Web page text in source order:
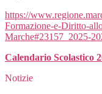
https://
Formazione-e-Diritto-
Marche#23157_2025-
Calendario Scolastico
Notizie